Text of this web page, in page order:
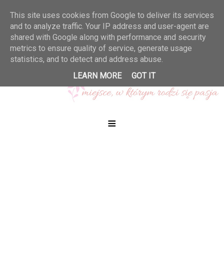
≡
This site uses cookies from Google to deliver its services
and to analyze traffic. Your IP address and user-agent are
shared with Google along with performance and security
metrics to ensure quality of service, generate usage
statistics, and to detect and address abuse.
LEARN MORE
GOT IT